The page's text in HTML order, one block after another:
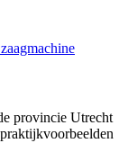
provincie Utrecht